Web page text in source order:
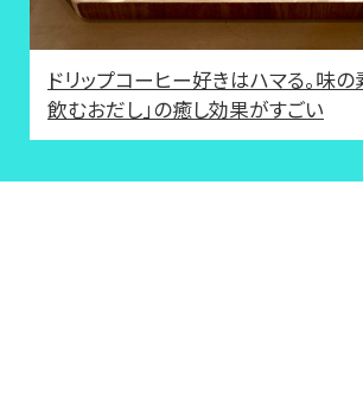
ドリップコーヒー好きはハマる。味の
飲むおだし」の癒し効果がすごい